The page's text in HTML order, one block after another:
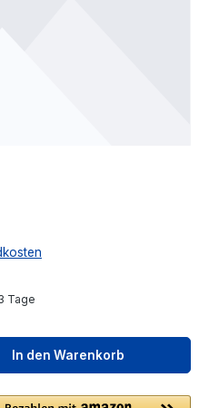
Tage
den
In den Warenkorb